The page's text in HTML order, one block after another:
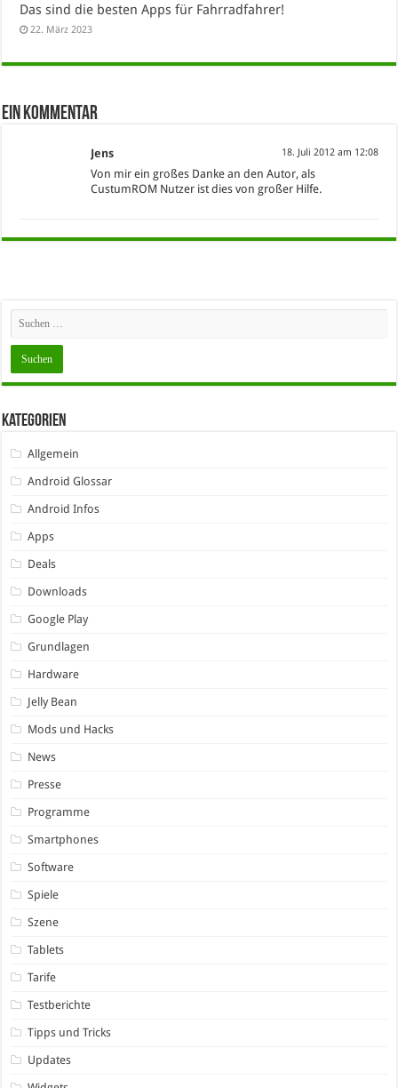
Das sind die besten Apps für Fahrradfahrer!
22. März 2023
Ein Kommentar
Jens 18. Juli 2012 am 12:08
Von mir ein großes Danke an den Autor, als
CustumROM Nutzer ist dies von großer Hilfe.
Kategorien
Allgemein
Android Glossar
Android Infos
Apps
Deals
Downloads
Google Play
Grundlagen
Hardware
Jelly Bean
Mods und Hacks
News
Presse
Programme
Smartphones
Software
Spiele
Szene
Tablets
Tarife
Testberichte
Tipps und Tricks
Updates